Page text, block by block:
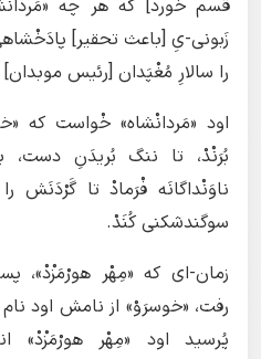
قسم خورد] که هر چه
زَبونی-یِ [باعث تحقیر]
را سالارِ مُغْپَدان [رئیس موبدان]
اود «مَردانْشاه» خْواست که
بُرَنْدْ، تا ننگ بُریدَنِ دست،
ناوَنْداگانَه فْرَمادْ تا
سوگندشکنی کُنَدْ.
زمان-ای که «مِهْر هورْمَزْدْ»،
رفت، «خوسرَوْ» از نامش اود
پُرسید اود «مِهْر